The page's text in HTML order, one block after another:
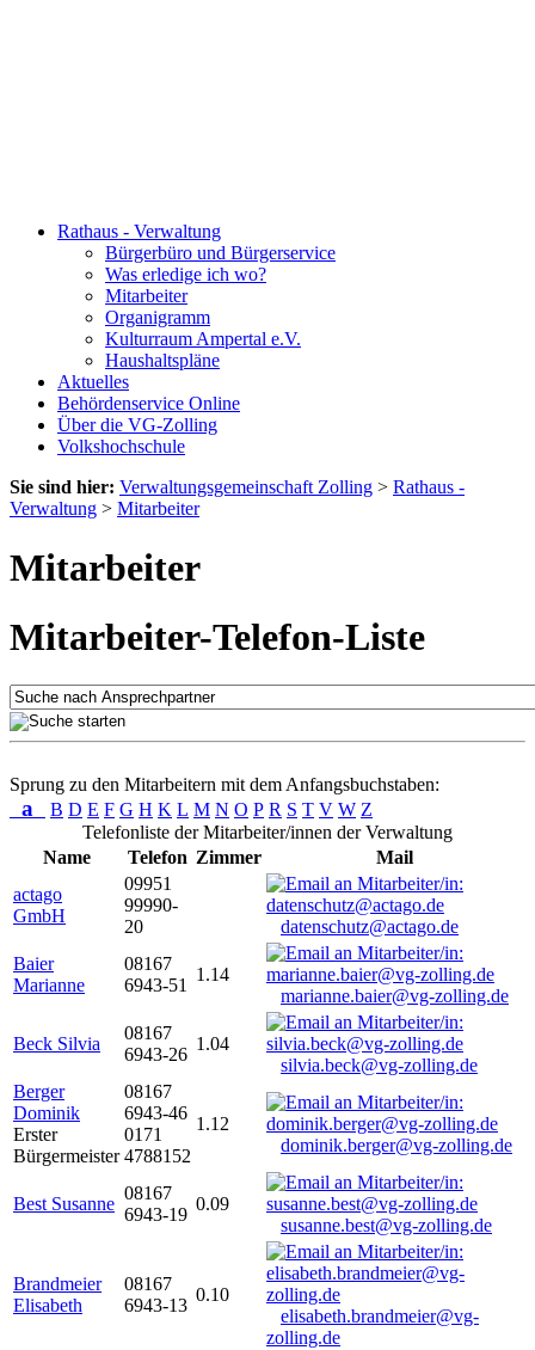
Rathaus - Verwaltung
Bürgerbüro und Bürgerservice
Was erledige ich wo?
Mitarbeiter
Organigramm
Kulturraum Ampertal e.V.
Haushaltspläne
Aktuelles
Behördenservice Online
Über die VG-Zolling
Volkshochschule
Sie sind hier: Verwaltungsgemeinschaft Zolling > Rathaus -
Verwaltung > Mitarbeiter
Mitarbeiter
Mitarbeiter-Telefon-Liste
Sprung zu den Mitarbeitern mit dem Anfangsbuchstaben:
a B D E F G H K L M N O P R S T V W Z
Telefonliste der Mitarbeiter/innen der Verwaltung
Name
Telefon Zimmer
Mail
actago
GmbH
09951
99990-
20
datenschutz@actago.de
Baier
Marianne
08167
6943-51
1.14
marianne.baier@vg-zolling.de
Beck Silvia
08167
6943-26
1.04
silvia.beck@vg-zolling.de
Berger
Dominik
Erster
Bürgermeister
08167
6943-46
0171
4788152
1.12
dominik.berger@vg-zolling.de
Best Susanne
08167
6943-19
0.09
susanne.best@vg-zolling.de
Brandmeier
Elisabeth
08167
6943-13
0.10
elisabeth.brandmeier@vg-
zolling.de